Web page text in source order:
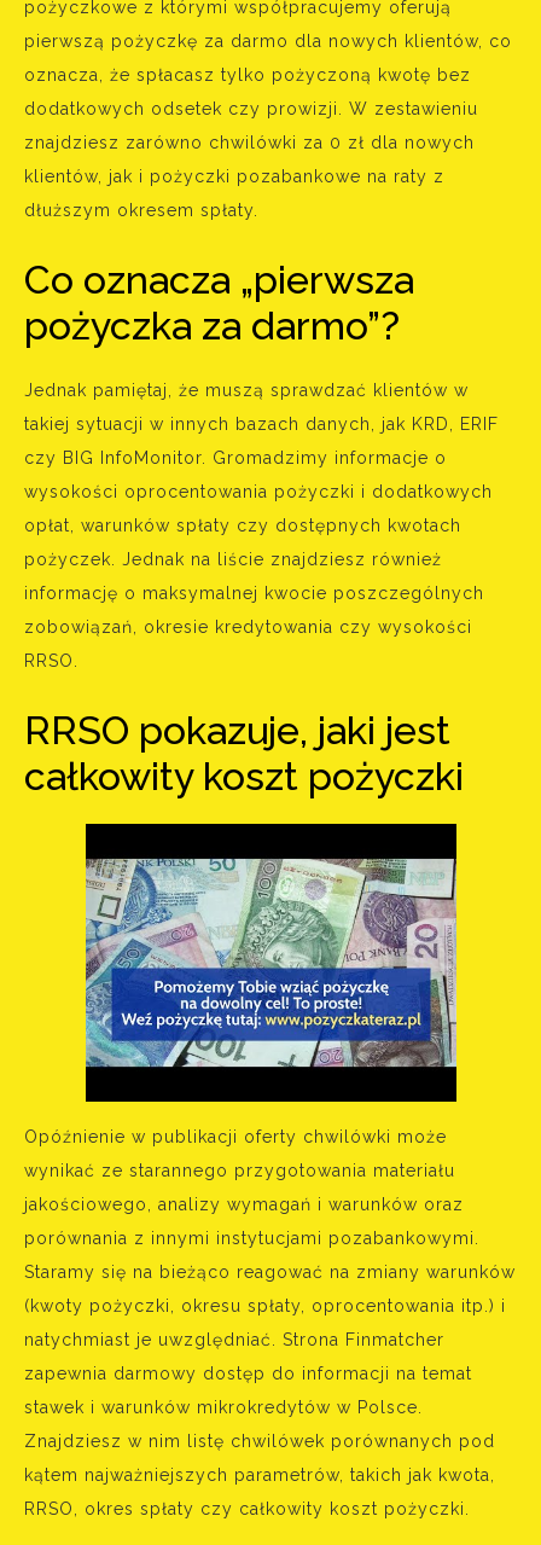
pożyczkowe z którymi współpracujemy oferują
pierwszą pożyczkę za darmo dla nowych klientów, co
oznacza, że spłacasz tylko pożyczoną kwotę bez
dodatkowych odsetek czy prowizji. W zestawieniu
znajdziesz zarówno chwilówki za 0 zł dla nowych
klientów, jak i pożyczki pozabankowe na raty z
dłuższym okresem spłaty.
Co oznacza „pierwsza
pożyczka za darmo”?
Jednak pamiętaj, że muszą sprawdzać klientów w
takiej sytuacji w innych bazach danych, jak KRD, ERIF
czy BIG InfoMonitor. Gromadzimy informacje o
wysokości oprocentowania pożyczki i dodatkowych
opłat, warunków spłaty czy dostępnych kwotach
pożyczek. Jednak na liście znajdziesz również
informację o maksymalnej kwocie poszczególnych
zobowiązań, okresie kredytowania czy wysokości
RRSO.
RRSO pokazuje, jaki jest
całkowity koszt pożyczki
Opóźnienie w publikacji oferty chwilówki może
wynikać ze starannego przygotowania materiału
jakościowego, analizy wymagań i warunków oraz
porównania z innymi instytucjami pozabankowymi.
Staramy się na bieżąco reagować na zmiany warunków
(kwoty pożyczki, okresu spłaty, oprocentowania itp.) i
natychmiast je uwzględniać. Strona Finmatcher
zapewnia darmowy dostęp do informacji na temat
stawek i warunków mikrokredytów w Polsce.
Znajdziesz w nim listę chwilówek porównanych pod
kątem najważniejszych parametrów, takich jak kwota,
RRSO, okres spłaty czy całkowity koszt pożyczki.